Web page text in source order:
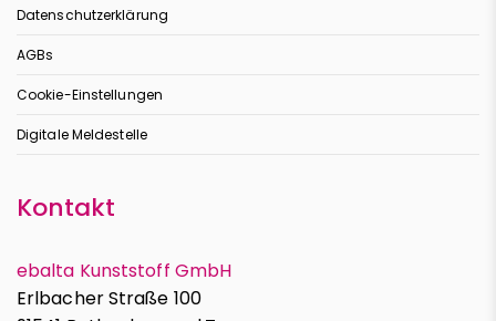
Datenschutzerklärung
AGBs
Cookie-Einstellungen
Digitale Meldestelle
Kontakt
ebalta Kunststoff GmbH
Erlbacher Straße 100